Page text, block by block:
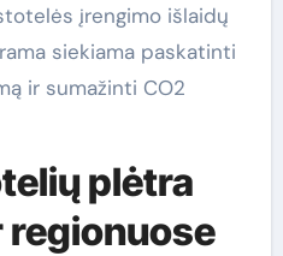
įrengimo išlaidų
siekiama paskatinti
ir sumažinti CO2
plėtra